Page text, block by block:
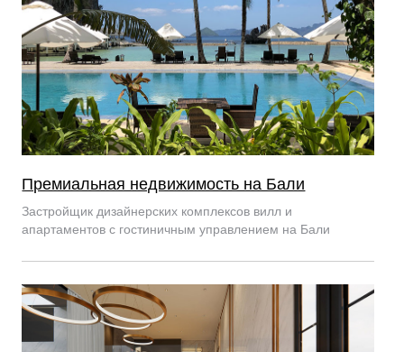
Премиальная недвижимость на Бали
Застройщик дизайнерских комплексов вилл и
апартаментов с гостиничным управлением на Бали